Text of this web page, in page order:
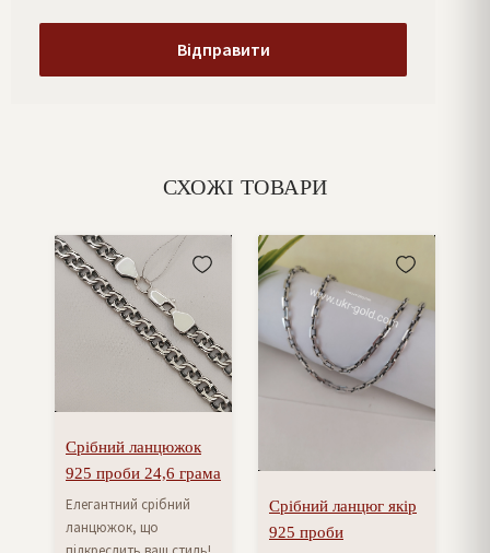
СХОЖІ ТОВАРИ
Срібний ланцюжок
925 проби 24,6 грама
Елегантний срібний
ланцюжок, що
Срібний ланцюг якір
925 проби